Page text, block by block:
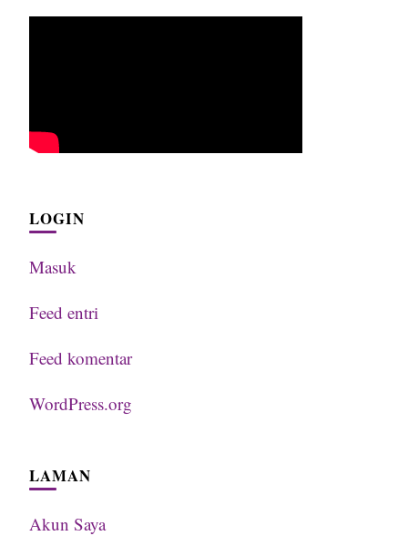
LOGIN
Masuk
Feed entri
Feed komentar
WordPress.org
LAMAN
Akun Saya